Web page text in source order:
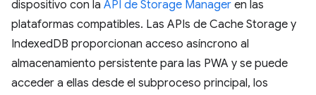
dispositivo con la API de Storage Manager en las
plataformas compatibles. Las APIs de Cache Storage y
IndexedDB proporcionan acceso asíncrono al
almacenamiento persistente para las PWA y se puede
acceder a ellas desde el subproceso principal, los